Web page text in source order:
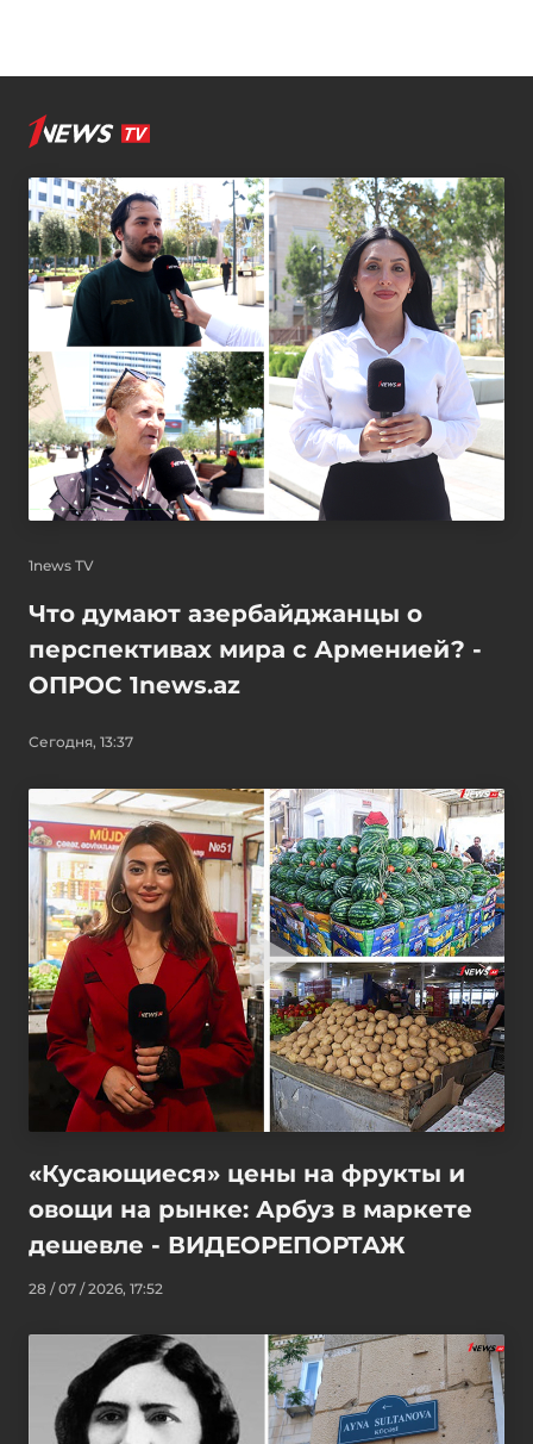
1news TV
Что думают азербайджанцы о
перспективах мира с Арменией? -
ОПРОС 1news.az
Сегодня, 13:37
«Кусающиеся» цены на фрукты и
овощи на рынке: Арбуз в маркете
дешевле - ВИДЕОРЕПОРТАЖ
28 / 07 / 2026, 17:52